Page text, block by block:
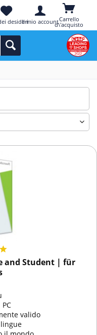
Carrello
d\'acquisto
desideriIl mio account
and Student | für
PC
valido